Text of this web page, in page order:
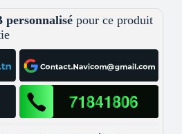
personnalisé pour ce produit